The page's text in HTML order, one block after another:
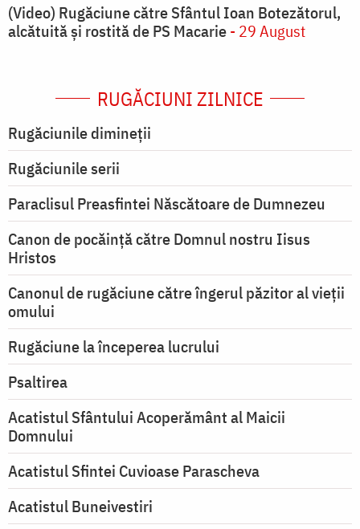
(Video) Rugăciune către Sfântul Ioan Botezătorul,
alcătuită și rostită de PS Macarie- 29 August
RUGĂCIUNI ZILNICE
Rugăciunile dimineții
Rugăciunile serii
Paraclisul Preasfintei Născătoare de Dumnezeu
Canon de pocăință către Domnul nostru Iisus
Hristos
Canonul de rugăciune către îngerul păzitor al vieții
omului
Rugăciune la începerea lucrului
Psaltirea
Acatistul Sfântului Acoperământ al Maicii
Domnului
Acatistul Sfintei Cuvioase Parascheva
Acatistul Buneivestiri